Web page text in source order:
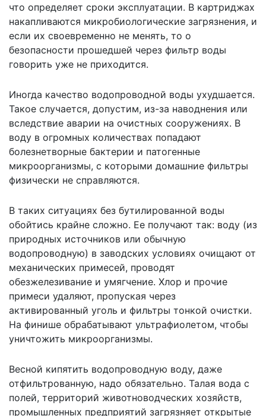
что определяет сроки эксплуатации. В картриджах
накапливаются микробиологические загрязнения, и
если их своевременно не менять, то о
безопасности прошедшей через фильтр воды
говорить уже не приходится.
Иногда качество водопроводной воды ухудшается.
Такое случается, допустим, из-за наводнения или
вследствие аварии на очистных сооружениях. В
воду в огромных количествах попадают
болезнетворные бактерии и патогенные
микроорганизмы, с которыми домашние фильтры
физически не справляются.
В таких ситуациях без бутилированной воды
обойтись крайне сложно. Ее получают так: воду (из
природных источников или обычную
водопроводную) в заводских условиях очищают от
механических примесей, проводят
обезжелезивание и умягчение. Хлор и прочие
примеси удаляют, пропуская через
активированный уголь и фильтры тонкой очистки.
На финише обрабатывают ультрафиолетом, чтобы
уничтожить микроорганизмы.
Весной кипятить водопроводную воду, даже
отфильтрованную, надо обязательно. Талая вода с
полей, территорий животноводческих хозяйств,
промышленных предприятий загрязняет открытые